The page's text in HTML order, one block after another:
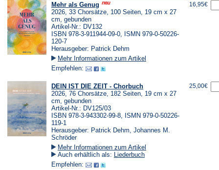
Mehr als Genug
2026, 33 Chorsätze, 100 Seiten, 19 cm x 27
cm, gebunden
Artikel-Nr.: DV132
ISBN 978-3-911944-09-0, ISMN 979-0-50226-
120-7
Herausgeber: Patrick Dehm
Mehr Informationen zum Artikel
Empfehlen:
16,95€
DEIN IST DIE ZEIT - Chorbuch
2026, 76 Chorsätze, 182 Seiten, 19 cm x 27
cm, gebunden
Artikel-Nr.: DV125/03
ISBN 978-3-943302-99-8, ISMN 979-0-50226-
119-1
Herausgeber: Patrick Dehm, Johannes M.
Schröder
Mehr Informationen zum Artikel
Auch erhältlich als: Liederbuch
Empfehlen:
25,00€